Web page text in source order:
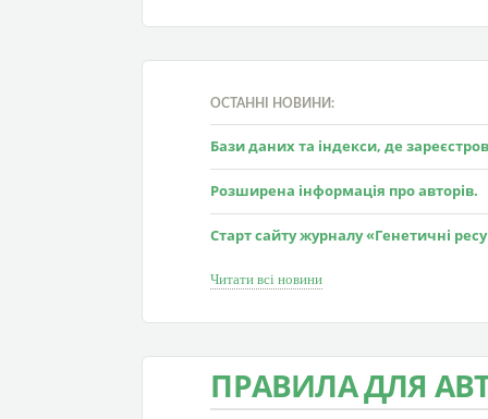
ОСТАННІ НОВИНИ:
Бази даних та індекси, де
Розширена інформація про авторів.
Старт сайту журналу «Генетичні
Читати всі новини
ПРАВИЛА ДЛЯ